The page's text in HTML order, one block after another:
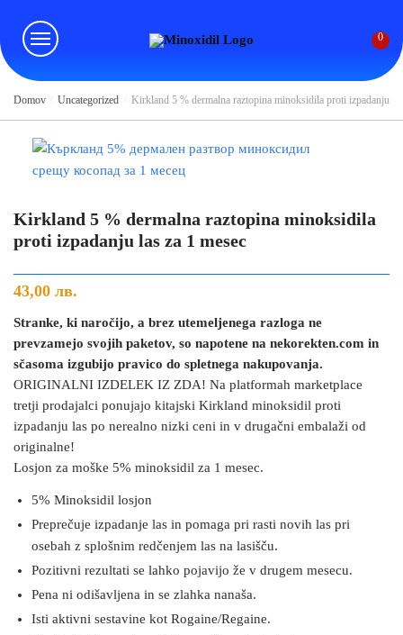
navigation
content
0
Domov Uncategorized Kirkland 5 % dermalna raztopina minoksidila proti izpadanju
Kirkland 5 % dermalna raztopina minoksidila
proti izpadanju las za 1 mesec
43,00 лв.
Stranke, ki naročijo, a brez utemeljenega razloga ne
prevzamejo svojih paketov, so napotene na nekorekten.com in
sčasoma izgubijo pravico do spletnega nakupovanja.
ORIGINALNI IZDELEK IZ ZDA! Na platformah marketplace
tretji prodajalci ponujajo kitajski Kirkland minoksidil proti
izpadanju las po nerealno nizki ceni in v drugačni embalaži od
originalne!
Losjon za moške 5% minoksidil za 1 mesec.
5% Minoksidil losjon
Preprečuje izpadanje las in pomaga pri rasti novih las pri
osebah z splošnim redčenjem las na lasišču.
Pozitivni rezultati se lahko pojavijo že v drugem mesecu.
Pena ni odišavljena in se zlahka nanaša.
Isti aktivni sestavine kot Rogaine/Regaine.